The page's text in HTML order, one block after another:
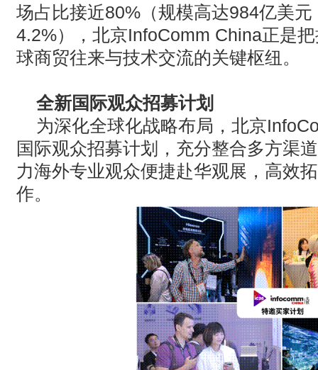
场占比接近80%（规模高达984亿美
4.2%），北京InfoComm China正是
球商贸往来与技术交流的关键枢纽。
全新国际观众招募计划
为深化全球化战略布局，北京
国际观众招募计划
，充分整合多方渠
力海外专业观众便捷赴华观展，高效
作。